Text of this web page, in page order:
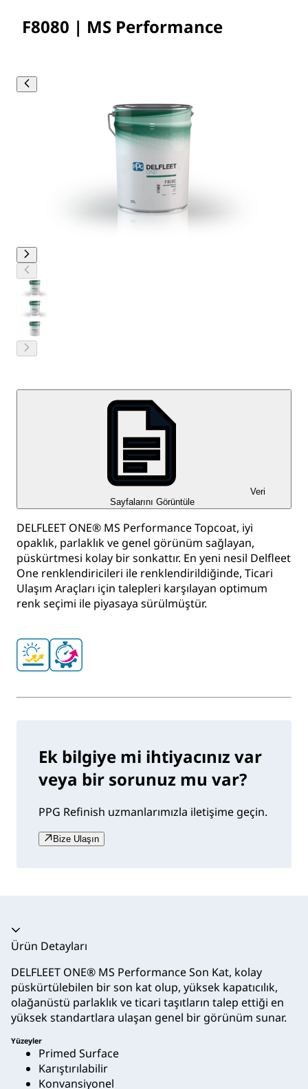
F8080 | MS Performance
Veri
Sayfalarını Görüntüle
DELFLEET ONE® MS Performance Topcoat, iyi
opaklık, parlaklık ve genel görünüm sağlayan,
püskürtmesi kolay bir sonkattır. En yeni nesil Delfleet
One renklendiricileri ile renklendirildiğinde, Ticari
Ulaşım Araçları için talepleri karşılayan optimum
renk seçimi ile piyasaya sürülmüştür.
Ek bilgiye mi ihtiyacınız var
veya bir sorunuz mu var?
PPG Refinish uzmanlarımızla iletişime geçin.
Bize Ulaşın
Akordeon daraltıldı
Ürün Detayları
DELFLEET ONE® MS Performance Son Kat, kolay
püskürtülebilen bir son kat olup, yüksek kapatıcılık,
olağanüstü parlaklık ve ticari taşıtların talep ettiği en
yüksek standartlara ulaşan genel bir görünüm sunar.
Yüzeyler
Primed Surface
Karıştırılabilir
Konvansiyonel